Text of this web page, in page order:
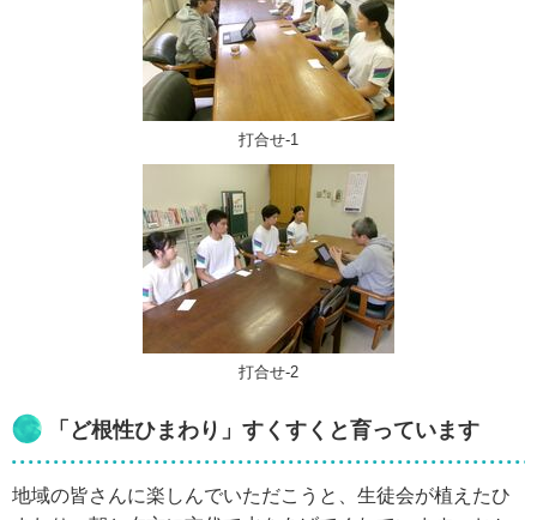
打合せ-1
打合せ-2
「ど根性ひまわり」すくすくと育っています
地域の皆さんに楽しんでいただこうと、生徒会が植えたひ